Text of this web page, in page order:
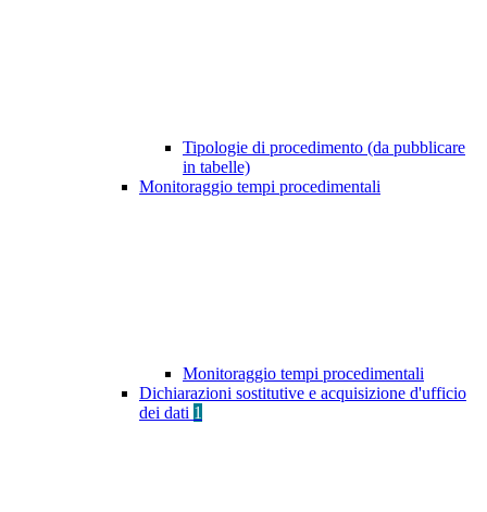
Tipologie di procedimento (da pubblicare
in tabelle)
Monitoraggio tempi procedimentali
Monitoraggio tempi procedimentali
Dichiarazioni sostitutive e acquisizione d'ufficio
dei dati 1